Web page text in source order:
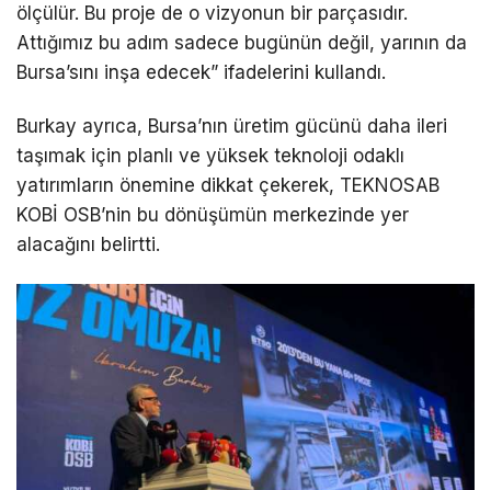
ölçülür. Bu proje de o vizyonun bir parçasıdır.
Attığımız bu adım sadece bugünün değil, yarının da
Bursa’sını inşa edecek” ifadelerini kullandı.
Burkay ayrıca, Bursa’nın üretim gücünü daha ileri
taşımak için planlı ve yüksek teknoloji odaklı
yatırımların önemine dikkat çekerek, TEKNOSAB
KOBİ OSB’nin bu dönüşümün merkezinde yer
alacağını belirtti.